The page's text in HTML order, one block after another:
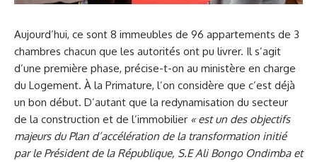
Aujourd’hui, ce sont 8 immeubles de 96 appartements de 3
chambres chacun que les autorités ont pu livrer. Il s’agit
d’une première phase, précise-t-on au ministère en charge
du Logement. À la Primature, l’on considère que c’est déjà
un bon début. D’autant que la redynamisation du secteur
de la construction et de l’immobilier « est un des objectifs
majeurs du Plan d’accélération de la transformation initié
par le Président de la République, S.E Ali Bongo Ondimba et